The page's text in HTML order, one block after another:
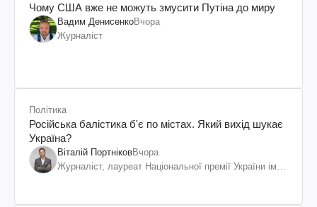
Чому США вже не можуть змусити Путіна до миру
Вадим ДенисенкоВчора
Журналіст
Політика
Російська балістика б'є по містах. Який вихід шукає
Україна?
Віталій ПортніковВчора
Журналіст, лауреат Національної премії України ім.